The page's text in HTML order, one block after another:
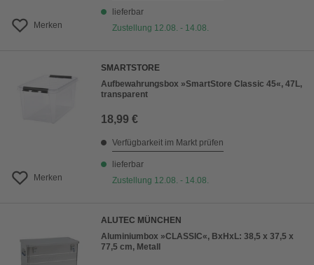
Merken
lieferbar
Zustellung 12.08. - 14.08.
Merken
SMARTSTORE
Aufbewahrungsbox »SmartStore Classic 45«, 47L,
transparent
18,99 €
Verfügbarkeit im Markt prüfen
lieferbar
Zustellung 12.08. - 14.08.
ALUTEC MÜNCHEN
Aluminiumbox »CLASSIC«, BxHxL: 38,5 x 37,5 x
77,5 cm, Metall